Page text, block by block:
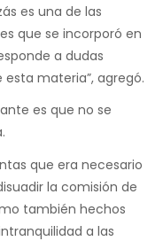
es una de las
que se incorporó en
a dudas
materia”, agregó.
es que no se
que era necesario
la comisión de
también hechos
a las